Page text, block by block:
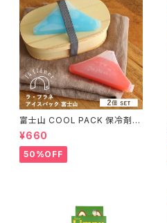
富士山 COOL PACK 保冷剤 2
個セット ひんやり雑貨 アイスパ
ックla flaner ラフラネ
¥660
50%OFF